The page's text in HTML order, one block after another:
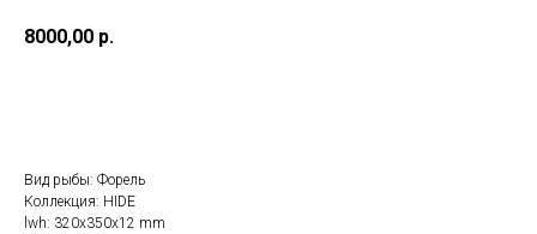
8000,00 р.
Вид рыбы: Форель
Коллекция: HIDE
lwh: 320x350x12 mm